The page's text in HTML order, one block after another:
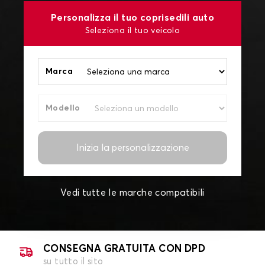
Personalizza il tuo coprisedili auto
Seleziona il tuo veicolo
Marca
Modello
Inizia la personalizzazione
Vedi tutte le marche compatibili
CONSEGNA GRATUITA CON DPD
su tutto il sito